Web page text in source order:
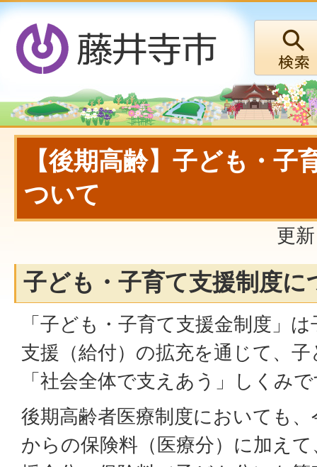
【後期高齢】子ども・子
ついて
更
子ども・子育て支援制度に
「子ども・子育て支援金制度」
支援（給付）の拡充を通じて、
「社会全体で支えあう」しくみ
後期高齢者医療制度においても
からの保険料（医療分）に加え